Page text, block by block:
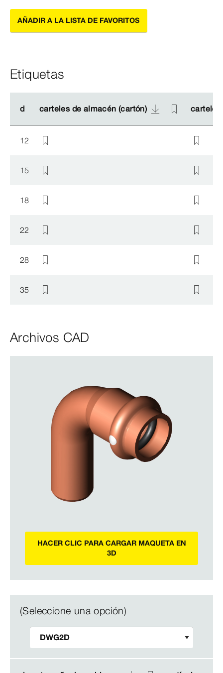
AÑADIR A LA LISTA DE FAVORITOS
Etiquetas
d carteles de almacén (cartón)
d carteles de almacén (cartón)
12
15
18
22
28
35
Archivos CAD
HACER CLIC PARA CARGAR MAQUETA EN
3D
(Seleccione una opción)